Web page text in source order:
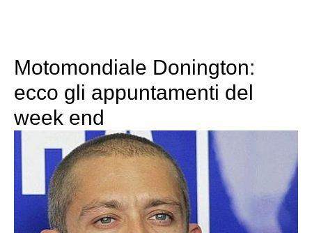
Motomondiale Donington:
ecco gli appuntamenti del
week end